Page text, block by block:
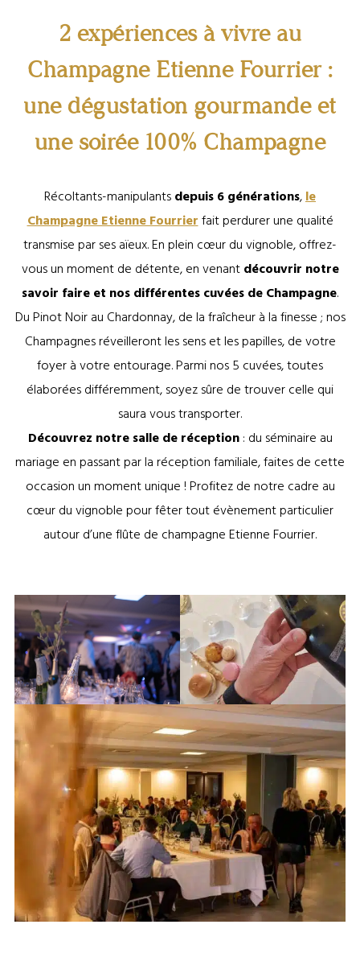
2 expériences à vivre au
Champagne Etienne Fourrier :
une dégustation gourmande et
une soirée 100% Champagne
Récoltants-manipulantsdepuis 6 générations,le
Champagne Etienne Fourrierfait perdurer une qualité
transmise par ses aïeux. En plein cœur du vignoble, offrez-
vous un moment de détente, en venantdécouvrir notre
savoir faire et nos différentes cuvées de Champagne.
Du Pinot Noir au Chardonnay, de la fraîcheur à la finesse ; nos
Champagnes réveilleront les sens et les papilles, de votre
foyer à votre entourage. Parmi nos 5 cuvées, toutes
élaborées différemment, soyez sûre de trouver celle qui
saura vous transporter.
Découvrez notre salle de réception: du séminaire au
mariage en passant par la réception familiale, faites de cette
occasion un moment unique ! Profitez de notre cadre au
cœur du vignoble pour fêter tout évènement particulier
autour d’une flûte de champagne Etienne Fourrier.
Champagne Etienne Fourrier